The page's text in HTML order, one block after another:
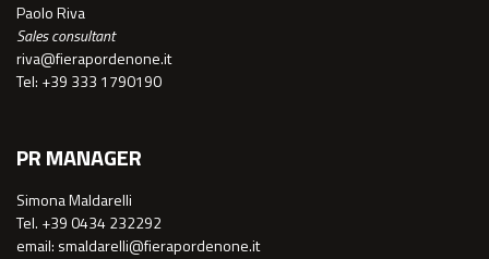
Paolo Riva
Sales consultant
riva@fierapordenone.it
Tel: +39 333 1790190
PR MANAGER
Simona Maldarelli
Tel. +39 0434 232292
email: smaldarelli@fierapordenone.it